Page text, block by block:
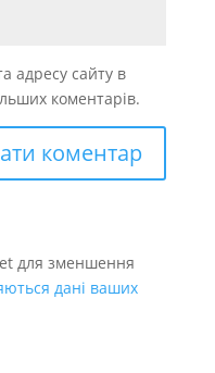
адресу сайту в
коментарів.
для зменшення
дані ваших